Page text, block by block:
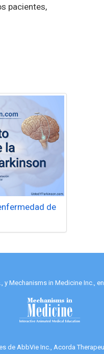
pacientes,
de
Mechanisms in Medicine Inc.,
AbbVie Inc., Acorda